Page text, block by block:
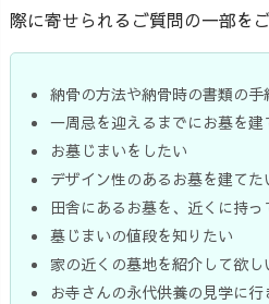
際に寄せられるご質問の一部を
納骨の方法や納骨時の書類の
一周忌を迎えるまでにお墓を建
お墓じまいをしたい
デザイン性のあるお墓を建てた
田舎にあるお墓を、近くに持っ
墓じまいの値段を知りたい
家の近くの墓地を紹介して欲し
お寺さんの永代供養の見学に